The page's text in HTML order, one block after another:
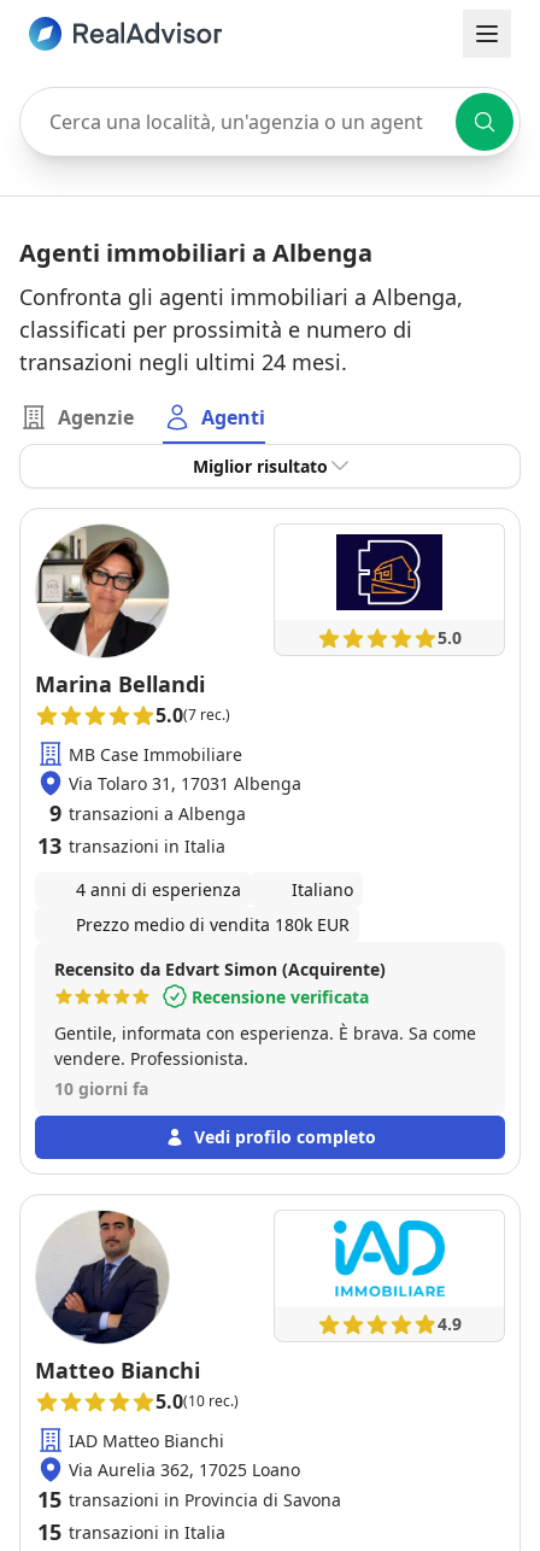
Cerca una località, un'agenzia o un agente
Agenti immobiliari a Albenga
Confronta gli agenti immobiliari a Albenga,
classificati per prossimità e numero di
transazioni negli ultimi 24 mesi.
Agenzie Agenti
Miglior risultato
5.0
Marina Bellandi
5.0(7 rec.)
MB Case Immobiliare
Via Tolaro 31, 17031 Albenga
9 transazioni a Albenga
13 transazioni in Italia
4 anni di esperienza
Italiano
Prezzo medio di vendita 180k EUR
Recensito da Edvart Simon (Acquirente)
Recensione verificata
Gentile, informata con esperienza. È brava. Sa come
vendere. Professionista.
10 giorni fa
Vedi profilo completo
4.9
Matteo Bianchi
5.0(10 rec.)
IAD Matteo Bianchi
Via Aurelia 362, 17025 Loano
15 transazioni in Provincia di Savona
15 transazioni in Italia